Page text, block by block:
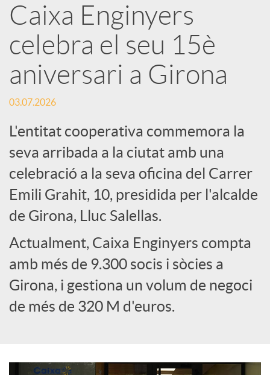
a
r
x
e
s
S
o
c
Caixa Enginyers
celebra el seu 15è
aniversari a Girona
03.07.2026
L'entitat cooperativa commemora la
seva arribada a la ciutat amb una
celebració a la seva oficina del Carrer
Emili Grahit, 10, presidida per l'alcalde
de Girona, Lluc Salellas.
Actualment, Caixa Enginyers compta
amb més de 9.300 socis i sòcies a
Girona, i gestiona un volum de negoci
de més de 320 M d'euros.